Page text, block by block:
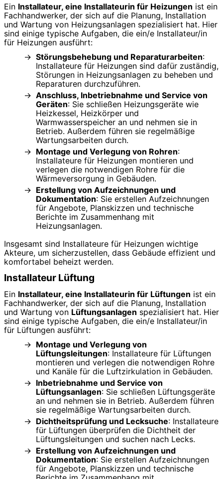
Ein Installateur, eine Installateurin für Heizungen ist ein
Fachhandwerker, der sich auf die Planung, Installation
und Wartung von Heizungsanlagen spezialisiert hat. Hier
sind einige typische Aufgaben, die ein/e Installateur/in
für Heizungen ausführt:
Störungsbehebung und Reparaturarbeiten:
Installateure für Heizungen sind dafür zuständig,
Störungen in Heizungsanlagen zu beheben und
Reparaturen durchzuführen.
Anschluss, Inbetriebnahme und Service von
Geräten: Sie schließen Heizungsgeräte wie
Heizkessel, Heizkörper und
Warmwasserspeicher an und nehmen sie in
Betrieb. Außerdem führen sie regelmäßige
Wartungsarbeiten durch.
Montage und Verlegung von Rohren:
Installateure für Heizungen montieren und
verlegen die notwendigen Rohre für die
Wärmeversorgung in Gebäuden.
Erstellung von Aufzeichnungen und
Dokumentation: Sie erstellen Aufzeichnungen
für Angebote, Planskizzen und technische
Berichte im Zusammenhang mit
Heizungsanlagen.
Insgesamt sind Installateure für Heizungen wichtige
Akteure, um sicherzustellen, dass Gebäude effizient und
komfortabel beheizt werden.
Installateur Lüftung
Ein Installateur, eine Installateurin für Lüftungen ist ein
Fachhandwerker, der sich auf die Planung, Installation
und Wartung von Lüftungsanlagen spezialisiert hat. Hier
sind einige typische Aufgaben, die ein/e Installateur/in
für Lüftungen ausführt:
Montage und Verlegung von
Lüftungsleitungen: Installateure für Lüftungen
montieren und verlegen die notwendigen Rohre
und Kanäle für die Luftzirkulation in Gebäuden.
Inbetriebnahme und Service von
Lüftungsanlagen: Sie schließen Lüftungsgeräte
an und nehmen sie in Betrieb. Außerdem führen
sie regelmäßige Wartungsarbeiten durch.
Dichtheitsprüfung und Lecksuche: Installateure
für Lüftungen überprüfen die Dichtheit der
Lüftungsleitungen und suchen nach Lecks.
Erstellung von Aufzeichnungen und
Dokumentation: Sie erstellen Aufzeichnungen
für Angebote, Planskizzen und technische